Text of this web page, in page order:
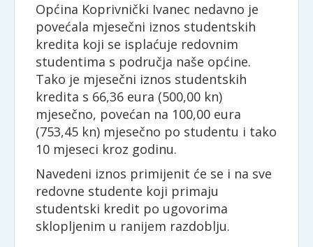
Općina Koprivnički Ivanec nedavno je
povećala mjesečni iznos studentskih
kredita koji se isplaćuje redovnim
studentima s područja naše općine.
Tako je mjesečni iznos studentskih
kredita s 66,36 eura (500,00 kn)
mjesečno, povećan na 100,00 eura
(753,45 kn) mjesečno po studentu i tako
10 mjeseci kroz godinu.
Navedeni iznos primijenit će se i na sve
redovne studente koji primaju
studentski kredit po ugovorima
sklopljenim u ranijem razdoblju.